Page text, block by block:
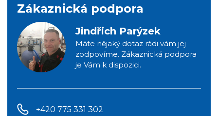
Zákaznická podpora
Jindřich Parýzek
Máte nějaký dotaz rádi vám jej
zodpovíme. Zákaznická podpora
je Vám k dispozici.
+420 775 331 302